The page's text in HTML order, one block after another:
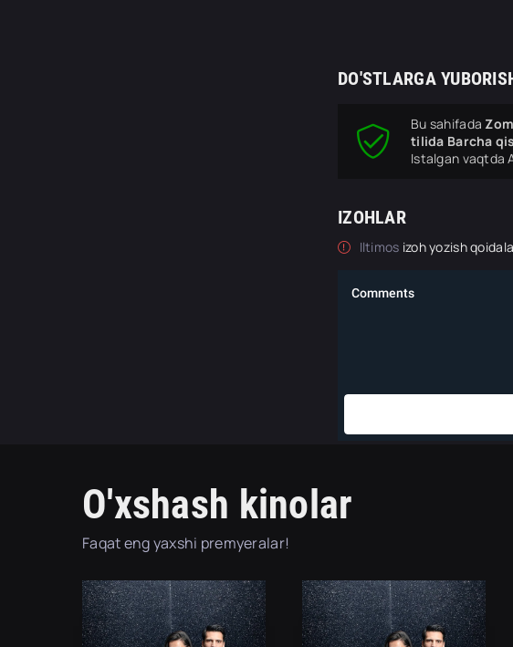
DO'STLARGA
Bu sahifada
tilida Barcha
Istalgan vaqtda
IZOHLAR
Iltimos izoh yozish
O'xshash kinolar
Faqat eng yaxshi premyeralar!